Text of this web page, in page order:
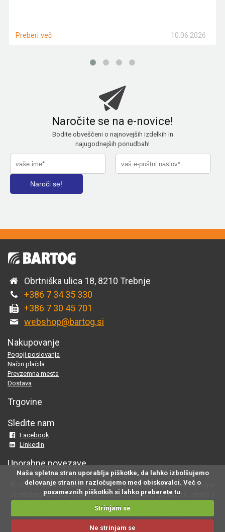
10.06.2026
Preberi več
Naročite se na e-novice!
Bodite obveščeni o najnovejših izdelkih in
najugodnejših ponudbah!
Obrtniška ulica 18, 8210 Trebnje
+386 7 34 35 330
+386 7 30 45 701
webshop@bartog.si
Nakupovanje
Pogoji poslovanja
Način plačila
Prevzemna mesta
Dostava
Trgovine
Sledite nam
Facebook
LinkedIn
Uporabne povezave
© 2015 - 2025 Spletna trgovina Bartog, v spletni trgovini www.bartog.si
se trudimo objavljati samo preverjene in pravilne podatke o artiklih v
ponudbi; če na naši strani odkrijete neresnične oziroma neustrezne
informacije, nam to prosimo sporočite na
. Slike
izdelkov so simbolične. Cene že vsebujejo DDV.
Naša spletna stran uporablja piškotke, da lahko izbolšujemo
delovanje strani in razločujemo med obiskovalci. Več o
posameznih piškotkih si lahko preberete tu.
Strinjam se
Ne strinjam se